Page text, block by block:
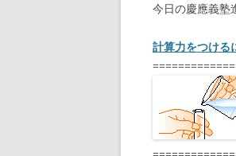
今日の慶應義塾
計算力をつける